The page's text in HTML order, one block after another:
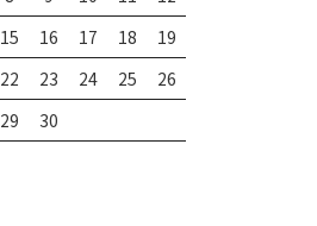
15 16 17 18
19
22 23 24 25
26
29
30